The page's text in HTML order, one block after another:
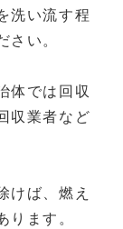
洗い流す程
い。
体では回収
収業者など
けば、燃え
ます。